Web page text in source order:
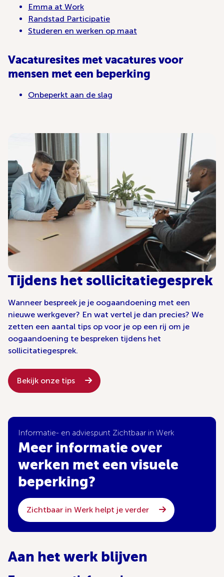
Emma at Work
Randstad Participatie
Studeren en werken op maat
Vacaturesites met vacatures voor
mensen met een beperking
Onbeperkt aan de slag
Tijdens het sollicitatiegesprek
Wanneer bespreek je je oogaandoening met een
nieuwe werkgever? En wat vertel je dan precies? We
zetten een aantal tips op voor je op een rij om je
oogaandoening te bespreken tijdens het
sollicitatiegesprek.
Bekijk onze tips
Informatie- en adviespunt Zichtbaar in Werk
Meer informatie over
werken met een visuele
beperking?
Zichtbaar in Werk helpt je verder
Aan het werk blijven